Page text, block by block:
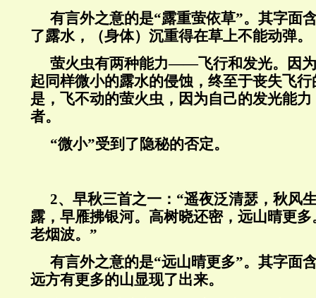
有言外之意的是“露重萤依草”。其字面
了露水，（身体）沉重得在草上不能动弹。
萤火虫有两种能力——飞行和发光。因
起同样微小的露水的侵蚀，终至于丧失飞
是，飞不动的萤火虫，因为自己的发光能
者。
“微小”受到了隐秘的否定。
2、早秋三首之一：“遥夜泛清瑟，秋风
露，早雁拂银河。高树晓还密，远山晴更
老烟波。”
有言外之意的是“远山晴更多”。其字面
远方有更多的山显现了出来。